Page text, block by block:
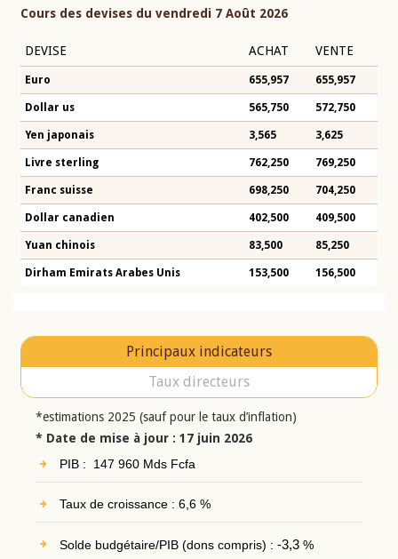
Cours des devises du vendredi 7 Août 2026
DEVISE ACHAT VENTE
Euro 655,957 655,957
Dollar us 565,750 572,750
Yen japonais 3,565 3,625
Livre sterling 762,250 769,250
Franc suisse 698,250 704,250
Dollar canadien 402,500 409,500
Yuan chinois 83,500 85,250
Dirham Emirats Arabes Unis 153,500 156,500
Principaux indicateurs
Taux directeurs
*estimations 2025 (sauf pour le taux d’inflation)
* Date de mise à jour : 17 juin 2026
PIB : 147 960 Mds Fcfa
Taux de croissance : 6,6 %
Solde budgétaire/PIB (dons compris) : -3,3%